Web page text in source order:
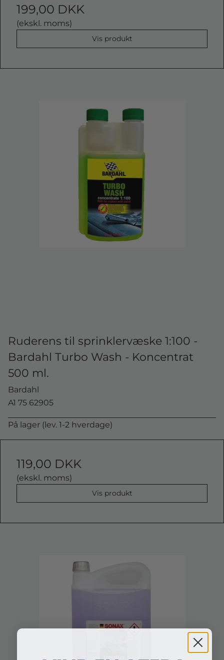
199,00 DKK
(ekskl. moms)
Vis produkt
Ruderens til sprinklervæske 1:100 -
Bardahl Turbo Wash - Koncentrat
500 ml.
Bardahl
A1 75 62905
På lager (lev. 1-2 hverdage)
119,00 DKK
(ekskl. moms)
Vis produkt